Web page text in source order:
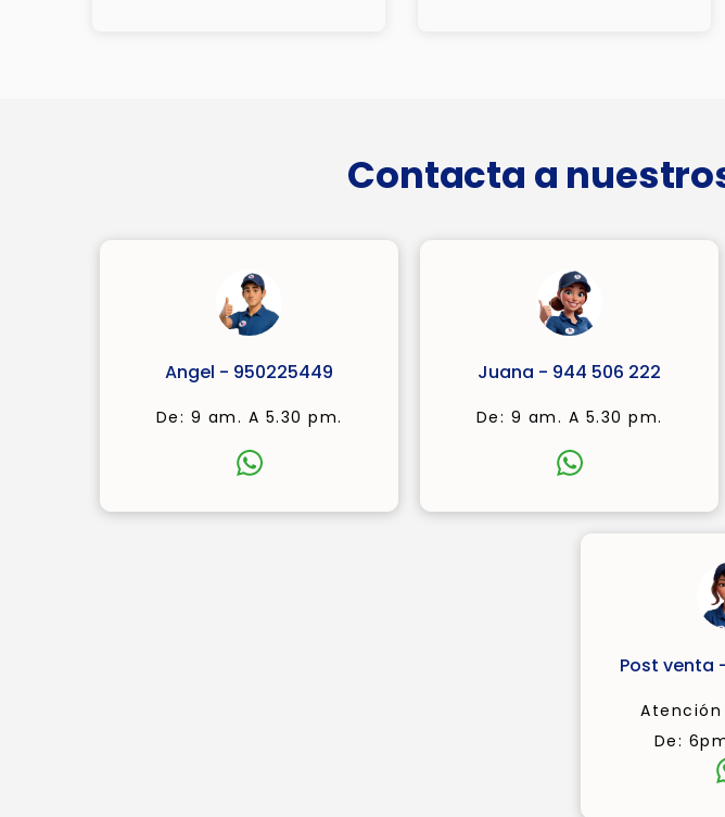
Contacta a
Angel - 950225449
De: 9 am. A 5.30 pm.
Juana - 944 506 222
De: 9 am. A 5.30 pm.
Post venta
De: